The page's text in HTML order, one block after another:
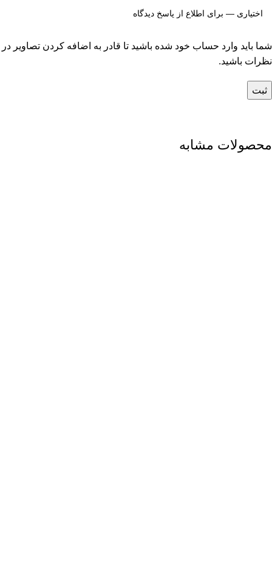
شما باید وارد حساب خود شده باشید تا قادر به اضافه کردن تصاویر در
نظرات باشید.
محصولات مشابه